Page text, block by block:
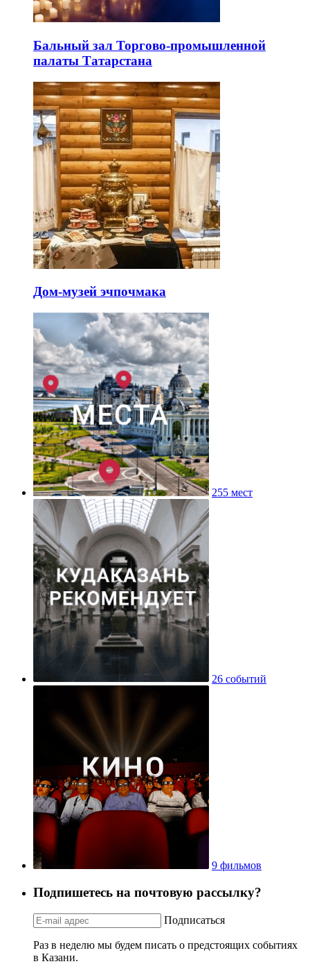
Бальный зал Торгово-промышленной
палаты Татарстана
Дом-музей эчпочмака
255 мест
26 событий
9 фильмов
Подпишетесь на почтовую рассылку?
Подписаться
Раз в неделю мы будем писать о предстоящих событиях
в Казани.